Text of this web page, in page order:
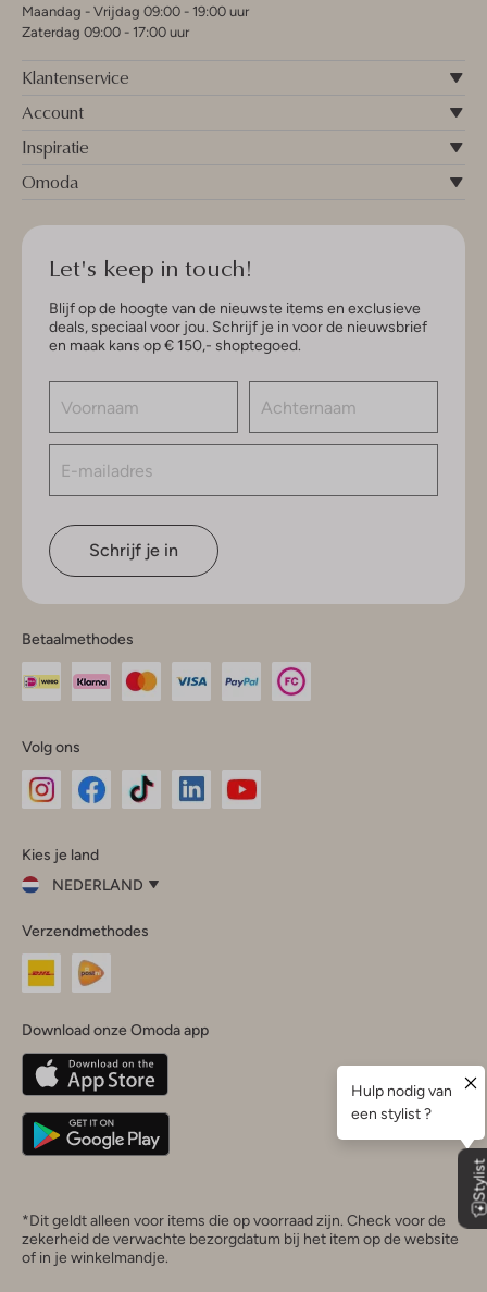
Maandag - Vrijdag 09:00 - 19:00 uur
Zaterdag 09:00 - 17:00 uur
Klantenservice
Account
Inspiratie
Omoda
Let's keep in touch!
Blijf op de hoogte van de nieuwste items en exclusieve
deals, speciaal voor jou. Schrijf je in voor de nieuwsbrief
en maak kans op € 150,- shoptegoed.
Schrijf je in
Betaalmethodes
Volg ons
InstagramFacebook
Kies je land
NEDERLAND
je
land
Nederland
Belgique(Français)
Deutschland
Verzendmethodes
Download onze Omoda app
*Dit geldt alleen voor items die op voorraad zijn. Check voor de
zekerheid de verwachte bezorgdatum bij het item op de website
of in je winkelmandje.